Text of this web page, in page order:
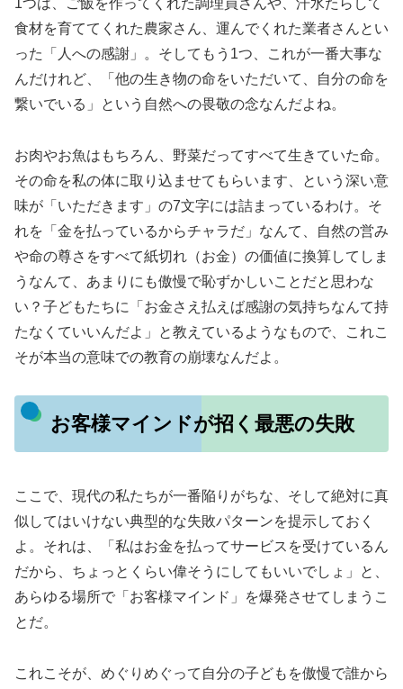
食材を育ててくれた農家さん、運んでくれた業者さんとい
った「人への感謝」。そしてもう1つ、これが一番大事な
んだけれど、「他の生き物の命をいただいて、自分の命を
繋いでいる」という自然への畏敬の念なんだよね。
お肉やお魚はもちろん、野菜だってすべて生きていた命。
その命を私の体に取り込ませてもらいます、という深い意
味が「いただきます」の7文字には詰まっているわけ。そ
れを「金を払っているからチャラだ」なんて、自然の営み
や命の尊さをすべて紙切れ（お金）の価値に換算してしま
うなんて、あまりにも傲慢で恥ずかしいことだと思わな
い？子どもたちに「お金さえ払えば感謝の気持ちなんて持
たなくていいんだよ」と教えているようなもので、これこ
そが本当の意味での教育の崩壊なんだよ。
お客様マインドが招く最悪の失敗
ここで、現代の私たちが一番陥りがちな、そして絶対に真
似してはいけない典型的な失敗パターンを提示しておく
よ。それは、「私はお金を払ってサービスを受けているん
だから、ちょっとくらい偉そうにしてもいいでしょ」と、
あらゆる場所で「お客様マインド」を爆発させてしまうこ
とだ。
これこそが、めぐりめぐって自分の子どもを傲慢で誰から